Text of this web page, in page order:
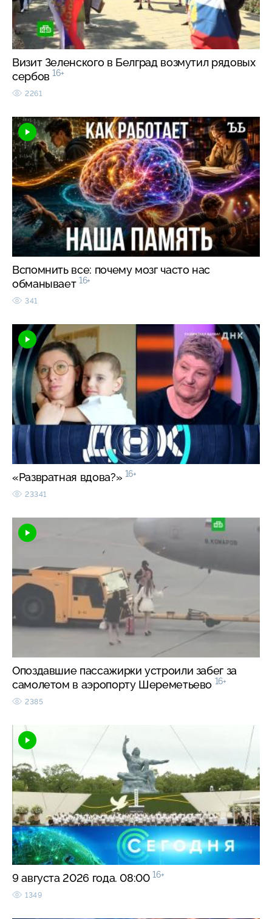
Визит Зеленского в Белград возмутил рядовых
сербов 16+
2261
Вспомнить все: почему мозг часто нас
обманывает 16+
341
«Развратная вдова?» 16+
23341
Опоздавшие пассажирки устроили забег за
самолетом в аэропорту Шереметьево 16+
2385
9 августа 2026 года. 08:00 16+
1349